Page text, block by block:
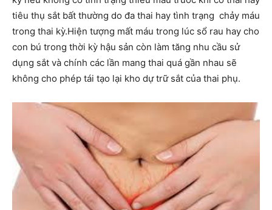
tiêu thụ sắt bất thường do đa thai hay tình trạng chảy máu
trong thai kỳ.Hiện tượng mất máu trong lúc sổ rau hay cho
con bú trong thời kỳ hậu sản còn làm tăng nhu cầu sử
dụng sắt và chính các lần mang thai quá gần nhau sẽ
không cho phép tái tạo lại kho dự trữ sắt của thai phụ.